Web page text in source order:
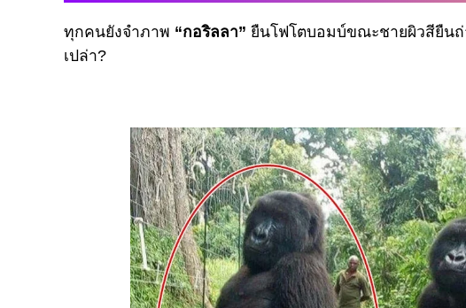
ทุกคนยังจำภาพ “กอริลลา” ยืนโฟโตบอมบ์ขณะชายผิวสียืนถ่
เปล่า?